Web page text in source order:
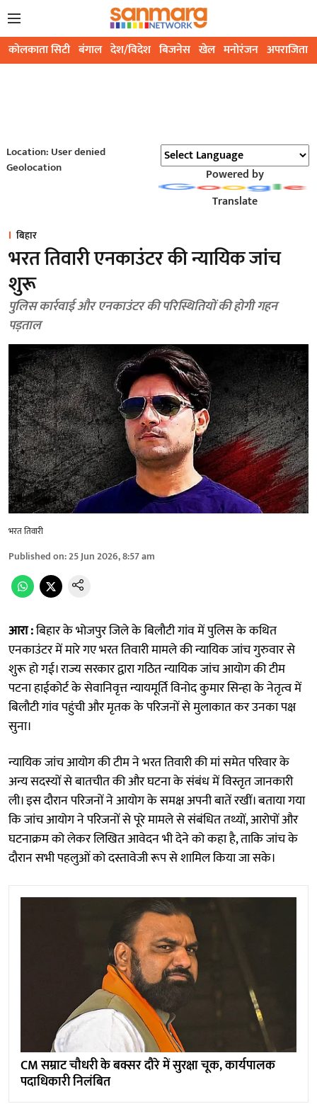
कोलकाता सिटी बंगाल देश/विदेश बिजनेस खेल मनोरंजन अपराजिता
Location: User denied
Geolocation
Powered by
Translate
बिहार
भरत तिवारी एनकाउंटर की न्यायिक जांच
शुरू
पुलिस कार्रवाई और एनकाउंटर की परिस्थितियों की होगी गहन
पड़ताल
भरत तिवारी
Published on:25 Jun 2026, 8:57 am
आरा :बिहार के भोजपुर जिले के बिलौटी गांव में पुलिस के कथित
एनकाउंटर में मारे गए भरत तिवारी मामले की न्यायिक जांच गुरुवार से
शुरू हो गई। राज्य सरकार द्वारा गठित न्यायिक जांच आयोग की टीम
पटना हाईकोर्ट के सेवानिवृत्त न्यायमूर्ति विनोद कुमार सिन्हा के नेतृत्व में
बिलौटी गांव पहुंची और मृतक के परिजनों से मुलाकात कर उनका पक्ष
सुना।
न्यायिक जांच आयोग की टीम ने भरत तिवारी की मां समेत परिवार के
अन्य सदस्यों से बातचीत की और घटना के संबंध में विस्तृत जानकारी
ली। इस दौरान परिजनों ने आयोग के समक्ष अपनी बातें रखीं। बताया गया
कि जांच आयोग ने परिजनों से पूरे मामले से संबंधित तथ्यों, आरोपों और
घटनाक्रम को लेकर लिखित आवेदन भी देने को कहा है, ताकि जांच के
दौरान सभी पहलुओं को दस्तावेजी रूप से शामिल किया जा सके।
CM सम्राट चौधरी के बक्सर दौरे में सुरक्षा चूक, कार्यपालक
पदाधिकारी निलंबित